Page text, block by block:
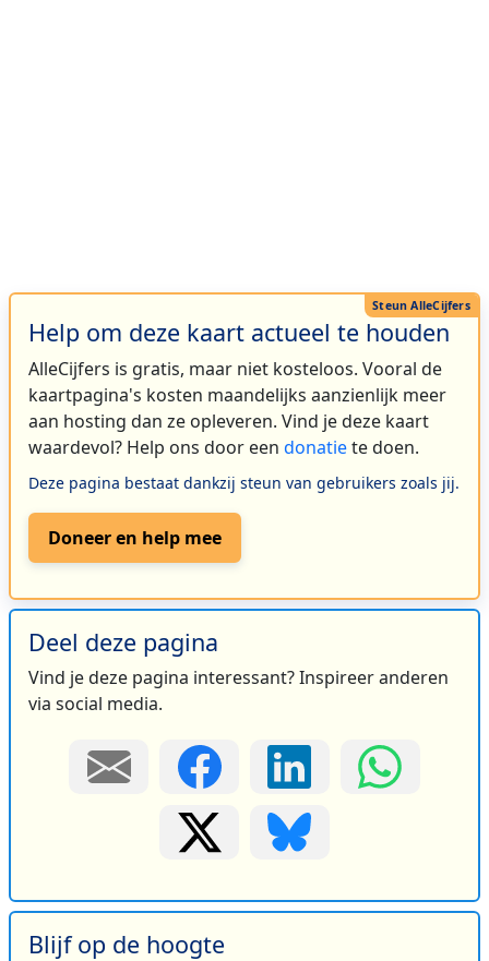
Help om deze kaart actueel te houden
AlleCijfers is gratis, maar niet kosteloos. Vooral de
kaartpagina's kosten maandelijks aanzienlijk meer
aan hosting dan ze opleveren. Vind je deze kaart
waardevol? Help ons door een donatiete doen.
Deze pagina bestaat dankzij steun van gebruikers zoals jij.
Doneer en help mee
Deel deze pagina
Vind je deze pagina interessant? Inspireer anderen
via social media.
Blijf op de hoogte